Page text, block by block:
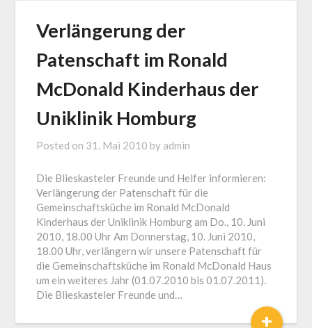
Verlängerung der
Patenschaft im Ronald
McDonald Kinderhaus der
Uniklinik Homburg
Posted on 31. Mai 2010 by admin
Die Blieskasteler Freunde und Helfer informieren:
Verlängerung der Patenschaft für die
Gemeinschaftsküche im Ronald McDonald
Kinderhaus der Uniklinik Homburg am Do., 10. Juni
2010, 18.00 Uhr Am Donnerstag, 10. Juni 2010,
18.00 Uhr, verlängern wir unsere Patenschaft für
die Gemeinschaftsküche im Ronald McDonald Haus
um ein weiteres Jahr (01.07.2010 bis 01.07.2011).
Die Blieskasteler Freunde und…
+